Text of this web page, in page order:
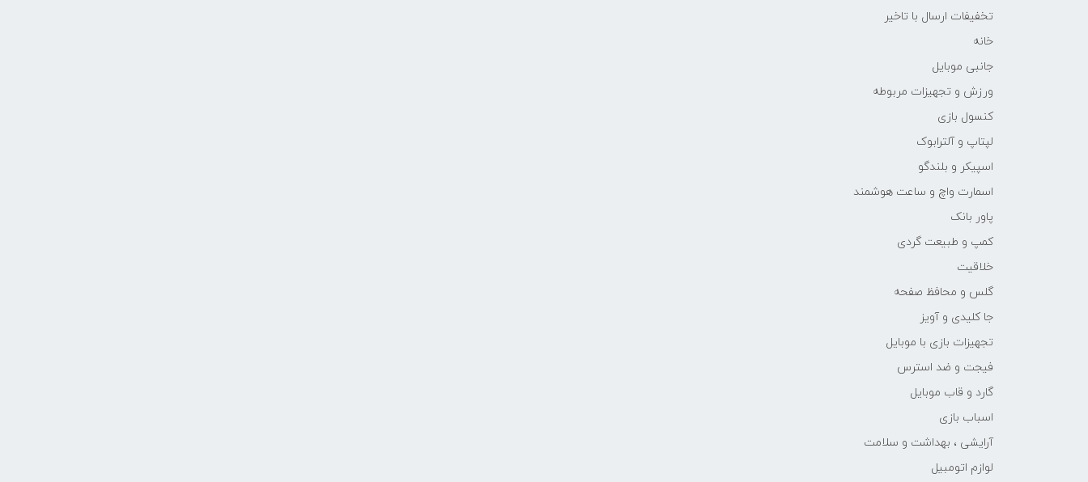
تخفیفات ارسال با تاخیر
خانه
جانبی موبایل
ورزش و تجهیزات مربوطه
کنسول بازی
لپتاپ و آلترابوک
اسپیکر و بلندگو
اسمارت واچ و ساعت هوشمند
پاور بانک
کمپ و طبیعت گردی
خلاقیت
گلس و محافظ صفحه
جا کلیدی و آویز
تجهیزات بازی با موبایل
فیجت و ضد استرس
گارد و قاب موبایل
اسباب بازی
آرایشی ، بهداشت و سلامت
لوازم اتومبیل